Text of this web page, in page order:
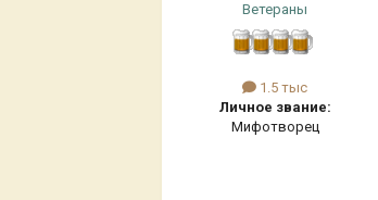
Ветераны
1.5 тыс
Личное звание:
Мифотворец